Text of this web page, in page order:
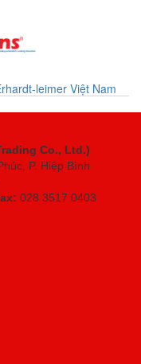
Việt Nam
Co., Ltd.)
P. Hiệp Bình
028 3517 0403